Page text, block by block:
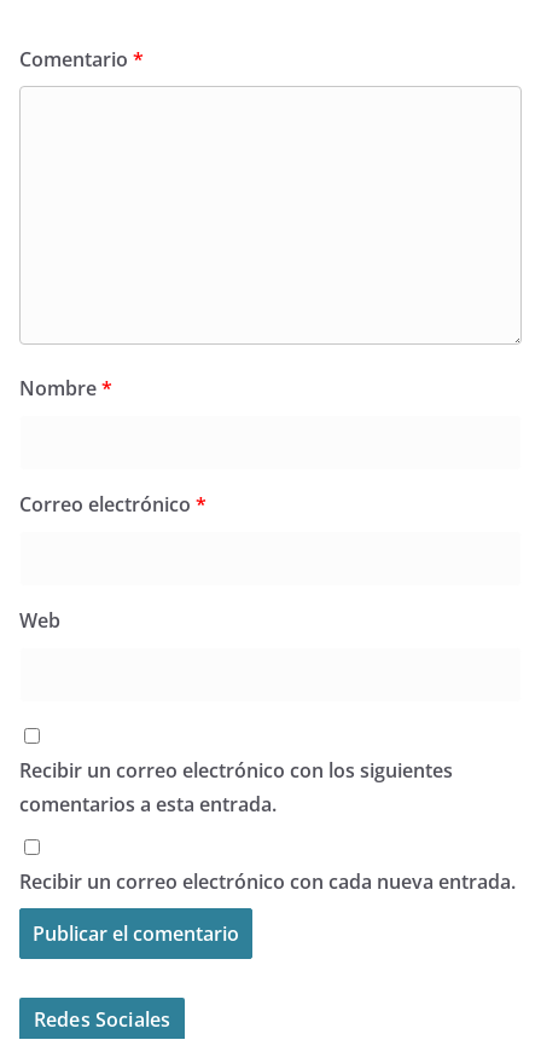
Comentario *
Nombre*
Correo electrónico *
Web
Recibir un correo electrónico con los siguientes
comentarios a esta entrada.
Recibir un correo electrónico con cada nueva entrada.
Redes Sociales